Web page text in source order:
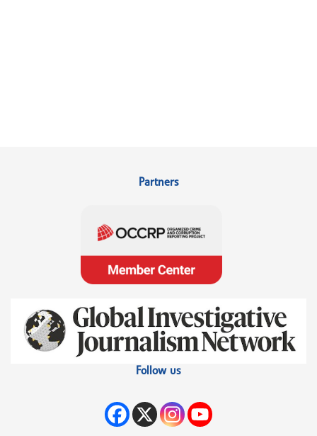
Partners
Follow us